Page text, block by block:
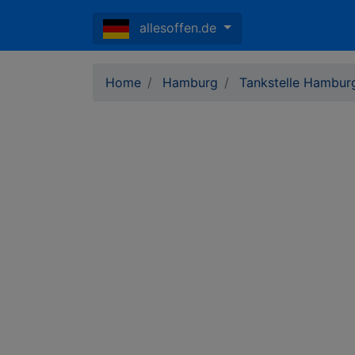
allesoffen.de
Home Hamburg Tankstelle